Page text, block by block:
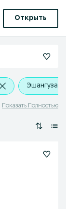
Открыть
Эшангузар
Показать Полностью